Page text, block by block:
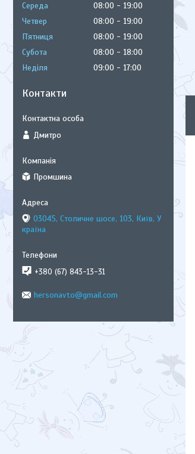
Середа
08:00
19:00
Четвер
08:00
19:00
Пʼятниця
08:00
19:00
Субота
08:00
18:00
Неділя
09:00 17:00
Контакти
Дмитро
Промшина
03045, Столичне шосе, 103, Київ, У
країна
+380 (67) 843-13-31
hersonavto@gmail.com